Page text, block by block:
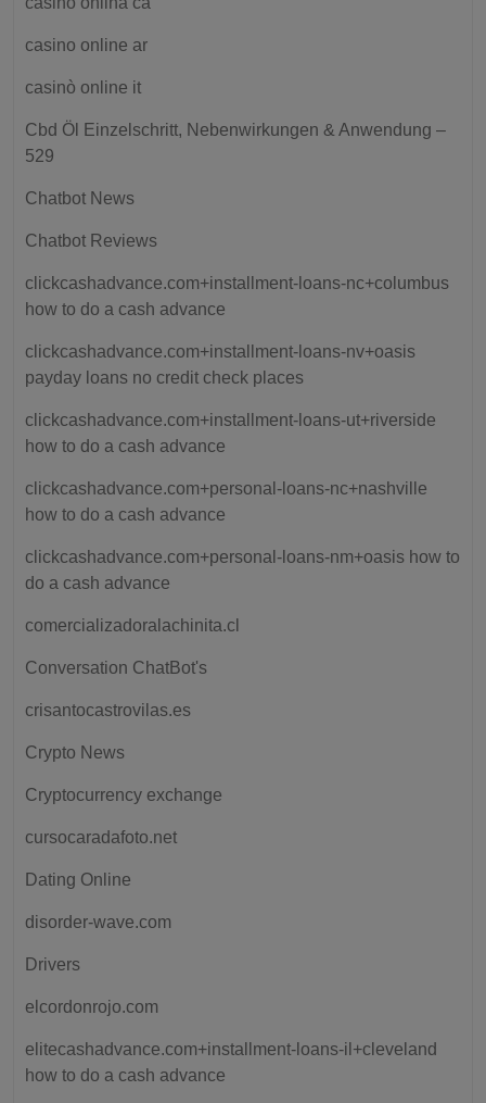
casino online ar
casinò online it
Cbd Öl Einzelschritt, Nebenwirkungen & Anwendung –
529
Chatbot News
Chatbot Reviews
clickcashadvance.com+installment-loans-nc+columbus
how to do a cash advance
clickcashadvance.com+installment-loans-nv+oasis
payday loans no credit check places
clickcashadvance.com+installment-loans-ut+riverside
how to do a cash advance
clickcashadvance.com+personal-loans-nc+nashville
how to do a cash advance
clickcashadvance.com+personal-loans-nm+oasis how to
do a cash advance
comercializadoralachinita.cl
Conversation ChatBot's
crisantocastrovilas.es
Crypto News
Cryptocurrency exchange
cursocaradafoto.net
Dating Online
disorder-wave.com
Drivers
elcordonrojo.com
elitecashadvance.com+installment-loans-il+cleveland
how to do a cash advance